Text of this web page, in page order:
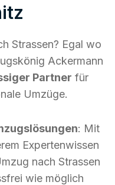
Strassen? Egal wo
Ackermann
Partner für
Umzüge.
: Mit
Expertenwissen
nach Strassen
wie möglich